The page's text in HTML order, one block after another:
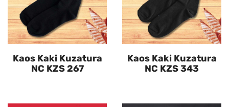
Kaos Kaki Kuzatura
NC KZS 267
Kaos Kaki Kuzatura
NC KZS 343